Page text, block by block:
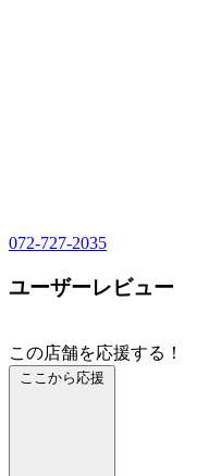
072-727-2035
ユーザーレビュー
この店舗を応援する！
ここから応援